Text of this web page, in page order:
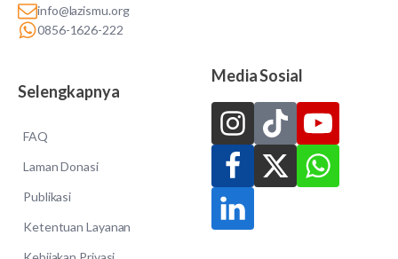
info@lazismu.org
0856-1626-222
Selengkapnya
FAQ
Laman Donasi
Publikasi
Ketentuan Layanan
Media Sosial